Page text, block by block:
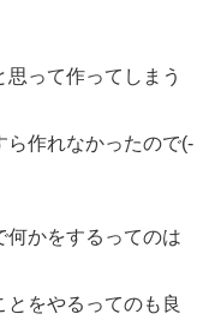
って作ってしまう
ら作れなかったので(-
何かをするってのは
をやるってのも良